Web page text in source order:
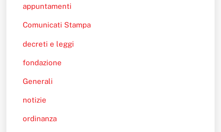
appuntamenti
Comunicati Stampa
decreti e leggi
fondazione
Generali
notizie
ordinanza